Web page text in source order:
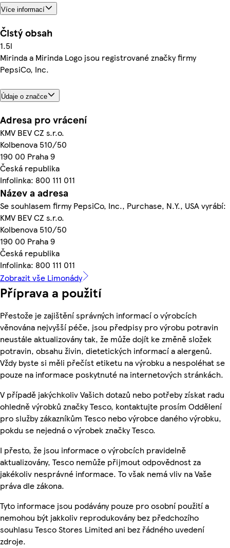
Více informací
Čistý obsah
1.5l
Mirinda a Mirinda Logo jsou registrované značky firmy
PepsiCo, Inc.
Údaje o značce
Adresa pro vrácení
KMV BEV CZ s.r.o.
Kolbenova 510/50
190 00 Praha 9
Česká republika
Infolinka: 800 111 011
Název a adresa
Se souhlasem firmy PepsiCo, Inc., Purchase, N.Y., USA vyrábí:
KMV BEV CZ s.r.o.
Kolbenova 510/50
190 00 Praha 9
Česká republika
Infolinka: 800 111 011
Zobrazit vše Limonády
Příprava a použití
Přestože je zajištění správných informací o výrobcích
věnována nejvyšší péče, jsou předpisy pro výrobu potravin
neustále aktualizovány tak, že může dojít ke změně složek
potravin, obsahu živin, dietetických informací a alergenů.
Vždy byste si měli přečíst etiketu na výrobku a nespoléhat se
pouze na informace poskytnuté na internetových stránkách.
V případě jakýchkoliv Vašich dotazů nebo potřeby získat radu
ohledně výrobků značky Tesco, kontaktujte prosím Oddělení
pro služby zákazníkům Tesco nebo výrobce daného výrobku,
pokdu se nejedná o výrobek značky Tesco.
I přesto, že jsou informace o výrobcích pravidelně
aktualizovány, Tesco nemůže přijmout odpovědnost za
jakékoliv nesprávné informace. To však nemá vliv na Vaše
práva dle zákona.
Tyto informace jsou podávány pouze pro osobní použití a
nemohou být jakkoliv reprodukovány bez předchozího
souhlasu Tesco Stores Limited ani bez řádného uvedení
zdroje.